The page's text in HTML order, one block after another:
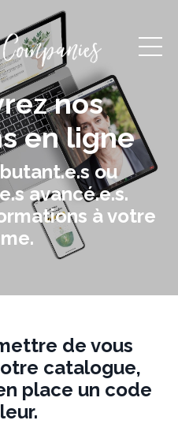
nos
en ligne
ou
avancé.e.s.
à votre
de vous
catalogue,
place un code